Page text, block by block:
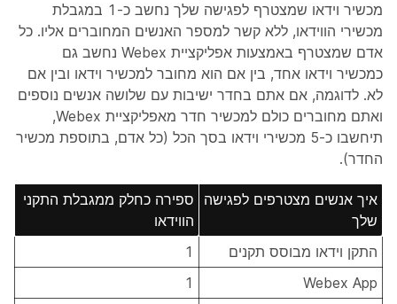
מכשיר וידאו שמצטרף לפגישה שלך נחשב כ-1 במגבלת
מכשירי הווידאו, ללא קשר למספר האנשים המחוברים אליו. כל
אדם שמצטרף באמצעות אפליקציית Webex נחשב גם
כמכשיר וידאו אחד, בין אם הוא מחובר למכשיר וידאו ובין אם
לא. לדוגמה, אם אתם בחדר ישיבות עם שלושה אנשים נוספים
ואתם מחוברים כולם למכשיר חדר מאפליקציית Webex,
תיחשבו כ-5 מכשירי וידאו בסך הכל (כל אדם, בתוספת מכשיר
החדר).
איך אנשים מצטרפים לפגישה
שלך
ספירה כחלק ממגבלת התקני
הווידאו
התקן וידאו מבוסס תקנים
1
Webex App
1